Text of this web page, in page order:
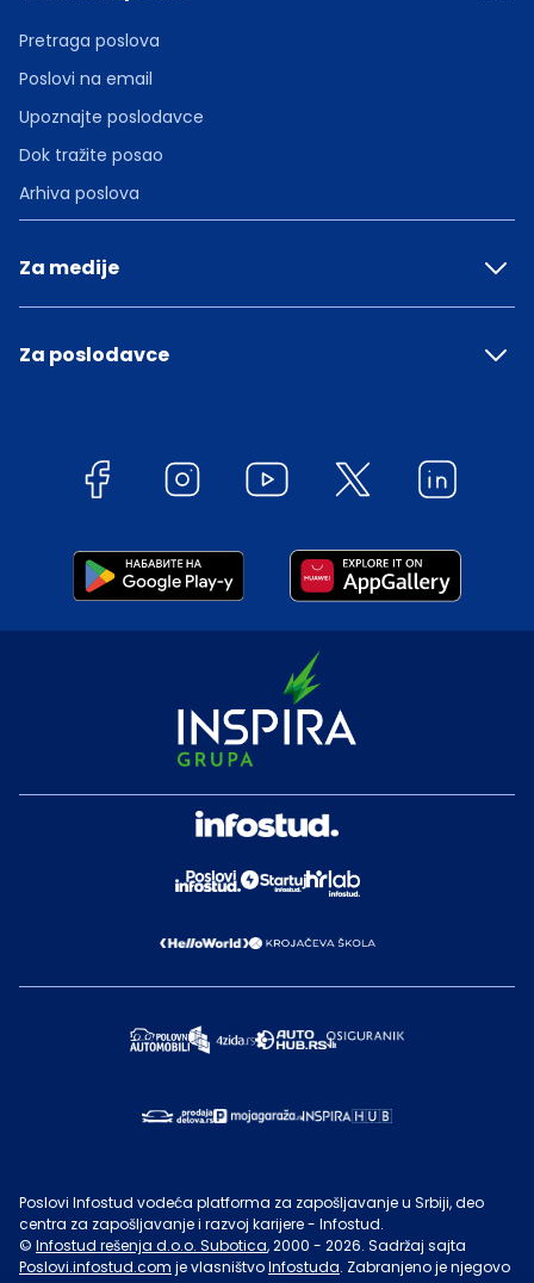
Pretraga poslova
Poslovi na email
Upoznajte poslodavce
Dok tražite posao
Arhiva poslova
Za medije
Za poslodavce
Poslovi Infostud vodeća platforma za zapošljavanje u Srbiji, deo
centra za zapošljavanje i razvoj karijere - Infostud.
© Infostud rešenja d.o.o. Subotica, 2000 - 2026. Sadržaj sajta
Poslovi.infostud.com je vlasništvoInfostuda. Zabranjeno je njegovo